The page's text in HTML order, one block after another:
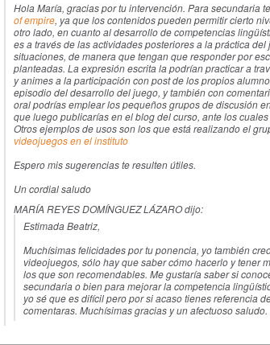
Hola María, gracias por tu intervención. Para secundaria
of empire, ya que los contenidos pueden permitir cierto
otro lado, en cuanto al desarrollo de competencias
es a través de las actividades posteriores a la práctica
situaciones, de manera que tengan que responder por
planteadas. La expresión escrita la podrían practicar a
y animes a la participación con post de los propios
episodio del desarrollo del juego, y también con
oral podrías emplear los pequeños grupos de discusión
que luego publicarías en el blog del curso, ante los
Otros ejemplos de usos son los que está realizando el
videojuegos en el instituto
Espero mis sugerencias te resulten útiles.
Un cordial saludo
MARÍA REYES DOMÍNGUEZ LÁZARO dijo:
Estimada Beatriz,
Muchísimas felicidades por tu ponencia, yo también
videojuegos, sólo hay que saber cómo hacerlo y tener
los que son recomendables. Me gustaría saber si
secundaria o bien para mejorar la competencia
yo sé que es difícil pero por si acaso tienes referencia
comentaras. Muchísimas gracias y un afectuoso saludo.